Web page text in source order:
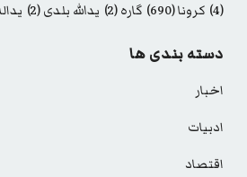
(4)
کرونا(690) گاره(2) یدالله بلدی(2)
دسته بندی ها
اخبار
ادبیات
اقتصاد